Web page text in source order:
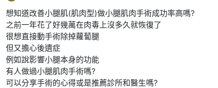
想知道改善小腿肌(肌肉型)做小腿肌肉手術成功率高嗎?
之前一年花了好幾萬在肉毒上沒多久就恢復了
很想直接動手術除掉蘿蔔腿
但又擔心後遺症
例如說影響小腿本身的功能
有人做過小腿肌肉手術嗎?
可以分享手術的心得或是推薦診所和醫生嗎?